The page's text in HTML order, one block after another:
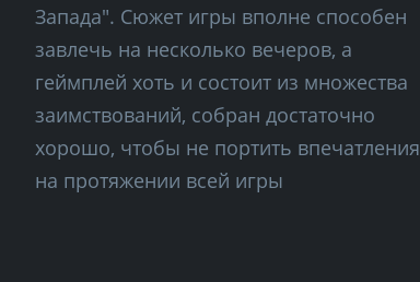
Запада". Сюжет игры вполне способен
завлечь на несколько вечеров, а
геймплей хоть и состоит из множества
заимствований, собран достаточно
хорошо, чтобы не портить впечатления
на протяжении всей игры